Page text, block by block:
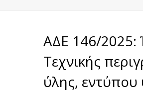
ΑΔΕ 146/2025:
Τεχνικής
ύλης, εντύπου